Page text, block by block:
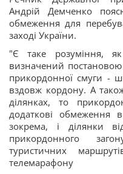
Андрій Демченко
обмеження для
заході України.
"Є таке розуміння,
визначений
прикордонної смуги -
вздовж кордону. А
ділянках, то
додаткові обмеження
зокрема, і ділянки
прикордонного
туристичних
телемарафону